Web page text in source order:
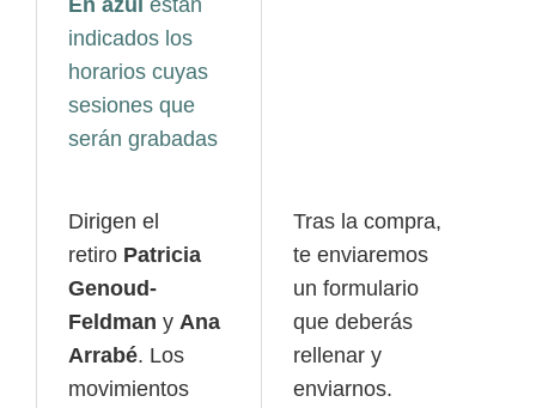
indicados los
horarios cuyas
sesiones que
serán grabadas
Dirigen el
retiro Patricia
Genoud-
Feldman y Ana
Arrabé. Los
movimientos
Tras la compra,
te enviaremos
un formulario
que deberás
rellenar y
enviarnos.